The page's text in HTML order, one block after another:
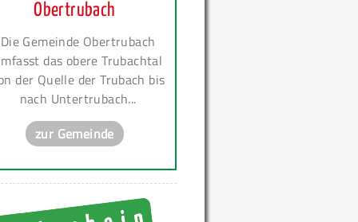
Obertrubach
Die Gemeinde Obertrubach
das obere Trubachtal
der Quelle der Trubach bis
nach Untertrubach...
zur Gemeinde